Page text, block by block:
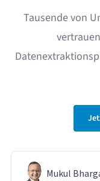
Tausende von
Mukul